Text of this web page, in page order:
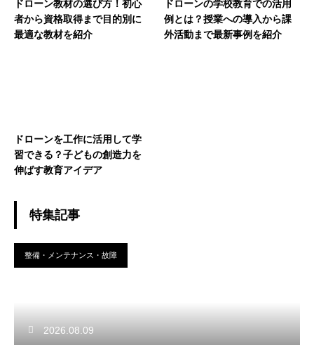
ドローン教材の選び方！初心
者から資格取得まで目的別に
最適な教材を紹介
ドローンの学校教育での活用
例とは？授業への導入から課
外活動まで最新事例を紹介
ドローンを工作に活用して学
習できる？子どもの創造力を
伸ばす教育アイデア
特集記事
整備・メンテナンス・故障
2026.08.09